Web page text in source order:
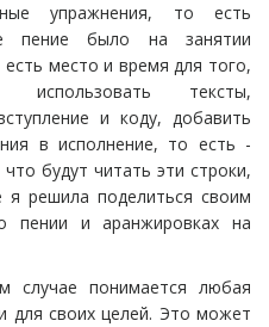
упражнения, то есть
пение было на занятии
место и время для того,
тексты,
и коду, добавить
в исполнение, то есть -
будут читать эти строки,
решила поделиться своим
пении и аранжировках на
случае понимается любая
для своих целей. Это может